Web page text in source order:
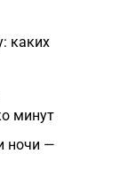
каких
минут
ночи —